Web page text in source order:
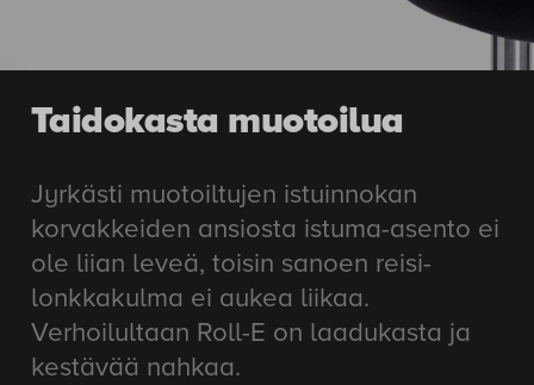
Taidokasta muotoilua
Jyrkästi muotoiltujen istuinnokan
korvakkeiden ansiosta istuma-asento ei
ole liian leveä, toisin sanoen reisi-
lonkkakulma ei aukea liikaa.
Verhoilultaan Roll-E on laadukasta ja
kestävää nahkaa.